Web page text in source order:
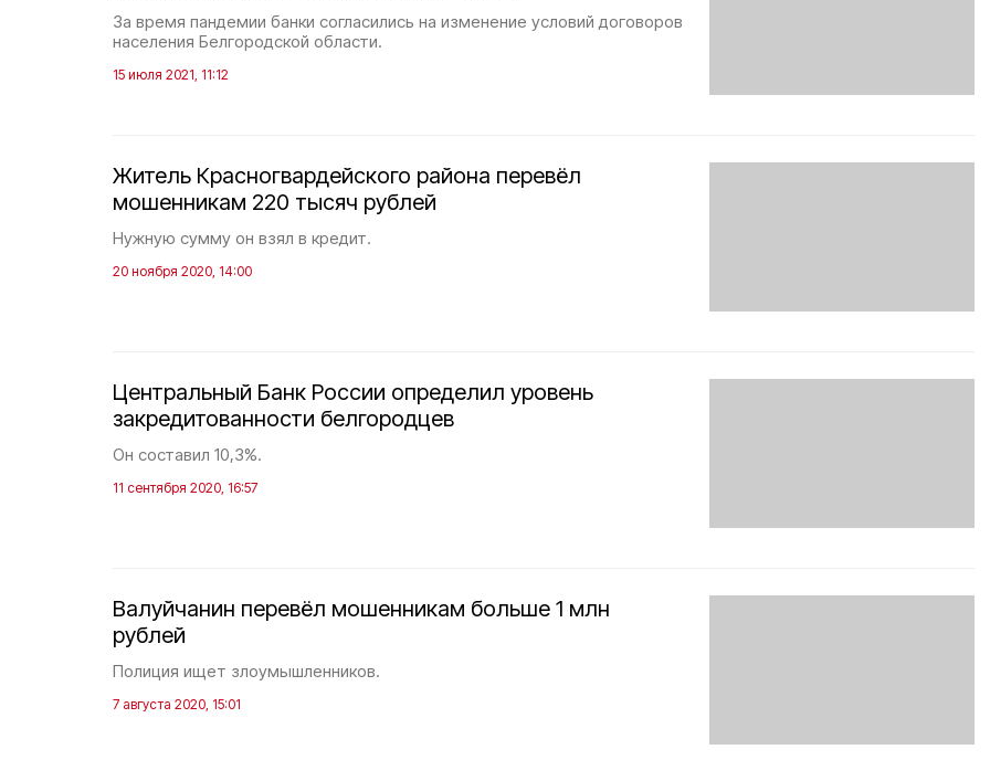
За время пандемии банки согласились на изменение условий договоров
населения Белгородской области.
15 июля 2021, 11:12
Житель Красногвардейского района перевёл
мошенникам 220 тысяч рублей
Нужную сумму он взял в кредит.
20 ноября 2020, 14:00
Центральный Банк России определил уровень
закредитованности белгородцев
Он составил 10,3%.
11 сентября 2020, 16:57
Валуйчанин перевёл мошенникам больше 1 млн
рублей
Полиция ищет злоумышленников.
7 августа 2020, 15:01